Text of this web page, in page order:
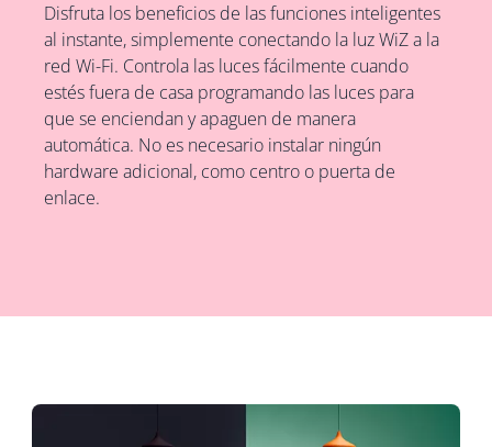
Disfruta los beneficios de las funciones inteligentes
al instante, simplemente conectando la luz WiZ a la
red Wi-Fi. Controla las luces fácilmente cuando
estés fuera de casa programando las luces para
que se enciendan y apaguen de manera
automática. No es necesario instalar ningún
hardware adicional, como centro o puerta de
enlace.